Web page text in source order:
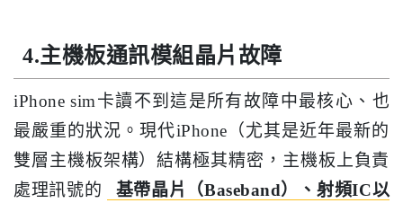
4.主機板通訊模組晶片故障
iPhone sim卡讀不到這是所有故障中最核心、也
最嚴重的狀況。現代iPhone（尤其是近年最新的
雙層主機板架構）結構極其精密，主機板上負責
處理訊號的
基帶晶片（Baseband）、射頻IC以